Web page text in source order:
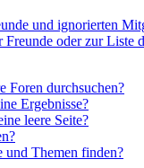
und ignorierten
oder zur Liste
Foren durchsuchen?
Ergebnisse?
leere Seite?
und Themen finden?